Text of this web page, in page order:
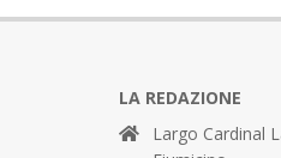
LA REDAZIONE
Largo Cardinal